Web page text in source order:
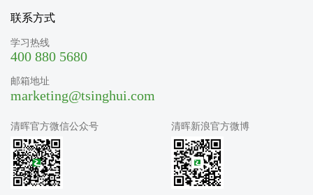
联系方式
学习热线
400 880 5680
邮箱地址
marketing@tsinghui.com
清晖官方微信公众号 清晖新浪官方微博